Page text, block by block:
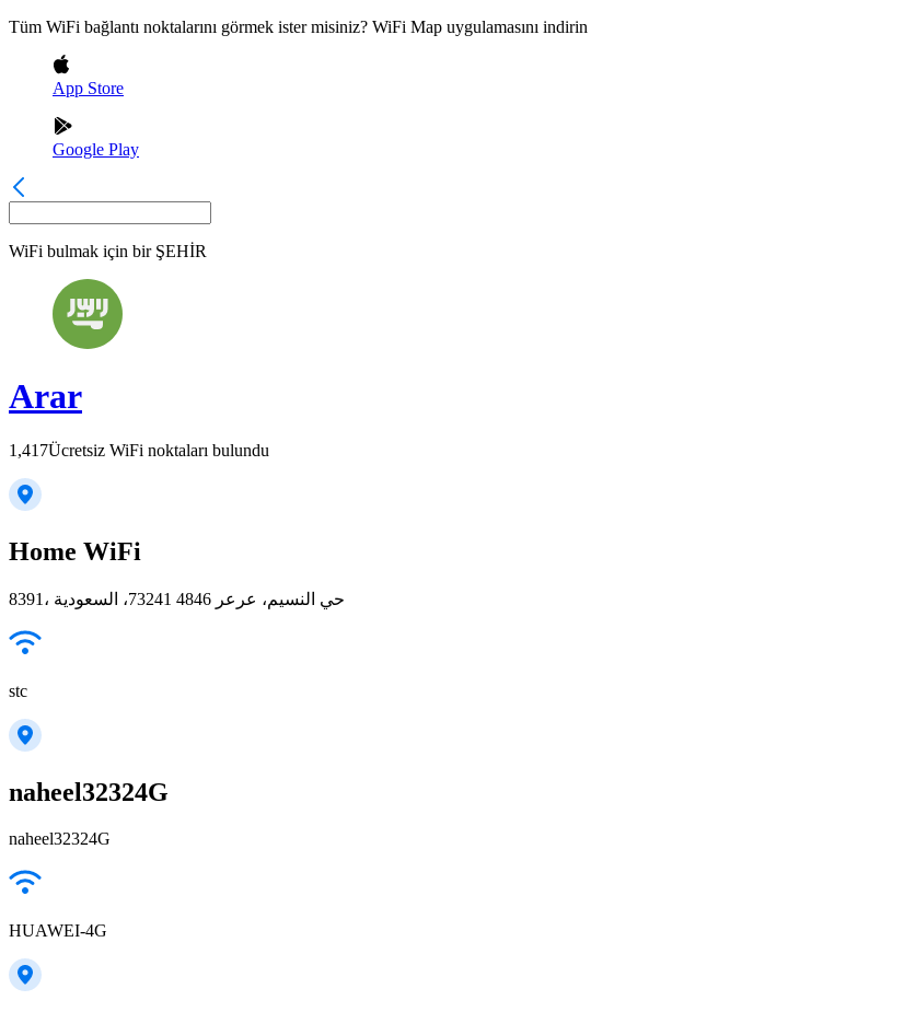
Tüm WiFi bağlantı noktalarını görmek ister misiniz? WiFi Map uygulamasını indirin
App Store
Google Play
WiFi bulmak için bir ŞEHİR
Arar
1,417Ücretsiz WiFi noktaları bulundu
Home WiFi
8391، حي النسيم، عرعر 73241 4846، السعودية
stc
naheel32324G
naheel32324G
HUAWEI-4G